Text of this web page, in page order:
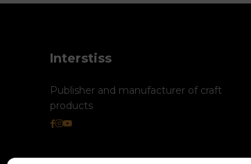
Interstiss
Publisher and manufacturer of craft
products